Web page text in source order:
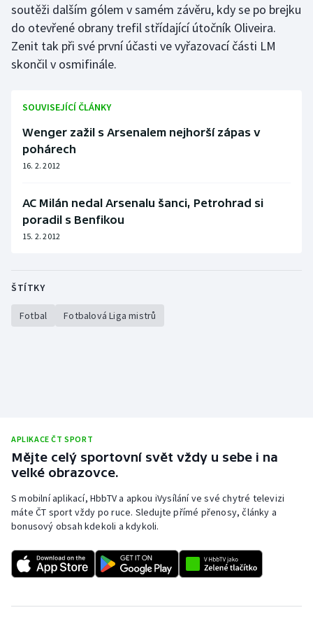
soutěži dalším gólem v samém závěru, kdy se po brejku
do otevřené obrany trefil střídající útočník Oliveira.
Zenit tak při své první účasti ve vyřazovací části LM
skončil v osmifinále.
SOUVISEJÍCÍ ČLÁNKY
Wenger zažil s Arsenalem nejhorší zápas v
pohárech
16. 2. 2012
AC Milán nedal Arsenalu šanci, Petrohrad si
poradil s Benfikou
15. 2. 2012
ŠTÍTKY
Fotbal Fotbalová Liga mistrů
APLIKACE ČT SPORT
Mějte celý sportovní svět vždy u sebe i na
velké obrazovce.
S mobilní aplikací, HbbTV a apkou iVysílání ve své chytré televizi
máte ČT sport vždy po ruce. Sledujte přímé přenosy, články a
bonusový obsah kdekoli a kdykoli.